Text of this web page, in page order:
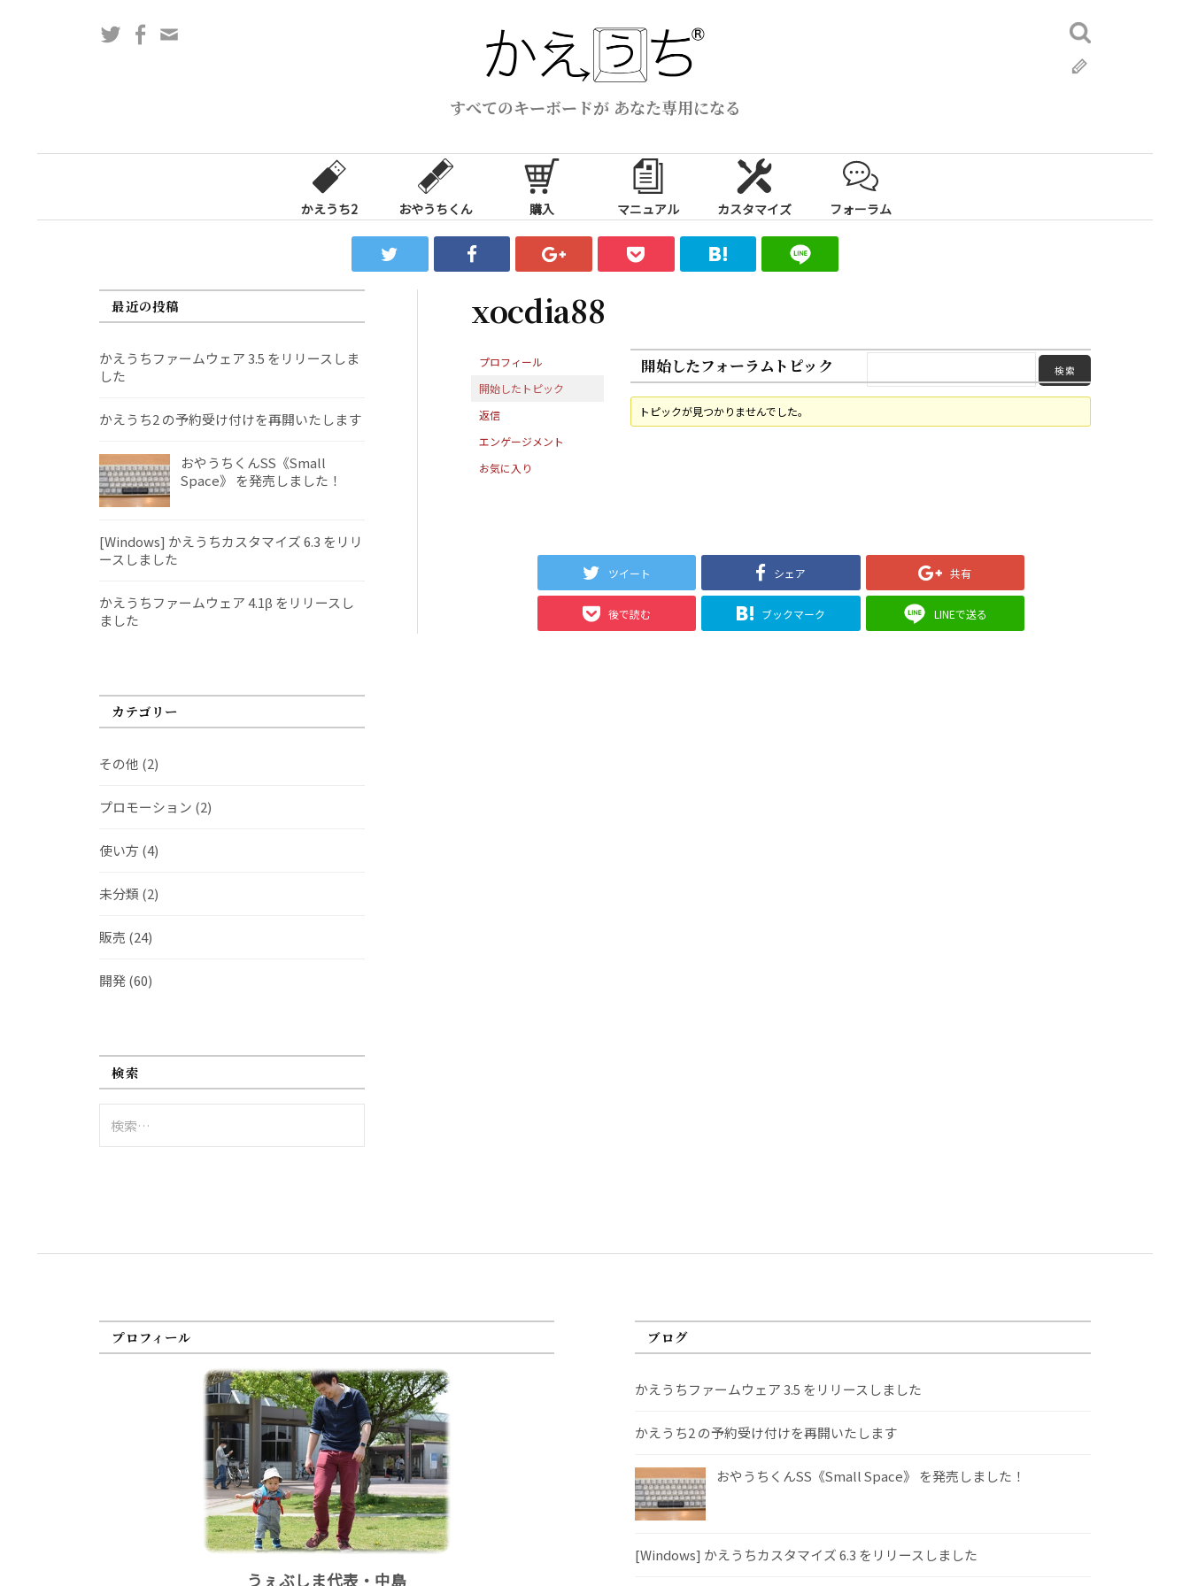
ス
すべてのキーボードが あなた専用になる
TwitterFacebook
検
索:
かえうち2 おやうちくん 購入 マニュアル カスタマイズ フォーラム
xocdia88
プロフィール
開始したトピック
返信
エンゲージメント
お気に入り
開始したフォーラムトピック
トピックが見つかりませんでした。
ツイート シェア 共有
後で読む ブックマーク LINEで送る
最近の投稿
かえうちファームウェア 3.5 をリリースしま
した
かえうち2 の予約受け付けを再開いたします
おやうちくんSS《Small
Space》 を発売しました！
[Windows] かえうちカスタマイズ 6.3 をリリ
ースしました
かえうちファームウェア 4.1β をリリースし
ました
カテゴリー
その他 (2)
プロモーション (2)
使い方 (4)
未分類 (2)
販売 (24)
開発(60)
検索
索:
プロフィール
うぇぶしま代表・中島
ブログ
かえうちファームウェア 3.5 をリリースしました
かえうち2 の予約受け付けを再開いたします
おやうちくんSS《Small Space》 を発売しました！
[Windows] かえうちカスタマイズ 6.3 をリリースしました